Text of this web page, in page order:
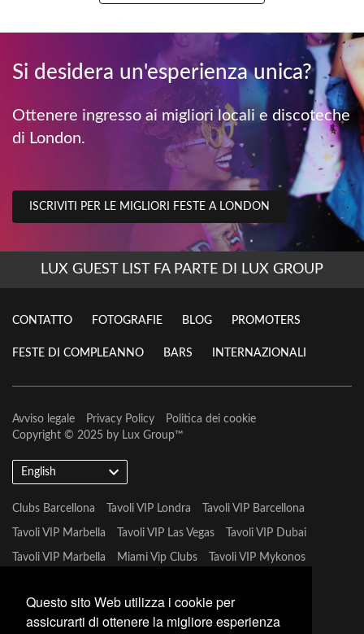
Questo sito Web utilizza i cookie per
assicurarti di ottenere la migliore esperienza
Si desidera un'esperienza unica?
Ottenere ingresso ai migliori locali e discoteche
di London.
ISCRIVITI PER LE MIGLIORI FESTE A LONDON
LUX GUEST LIST FA PARTE DI LUX GROUP
CONTATTO FOTOGRAFIE BLOG PROMOTERS
FESTE DI COMPLEANNO BARS INTERNAZIONALI
Avviso legale Privacy Policy
Politica dei cookie
Copyright © 2025 by Lux Group™
English
Clubs Barcellona Tavoli VIP Londra Tavoli VIP Barcellona
Tavoli VIP Marbella Tavoli VIP Las Vegas Tavoli VIP Dubai
Tavoli VIP Marbella Miami Vip Clubs Tavoli VIP Mykonos